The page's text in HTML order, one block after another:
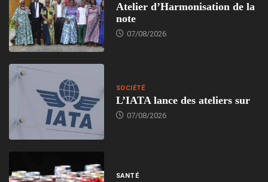
Atelier d’Harmonisation de la
note
07/08/2026
SOCIÉTÉ
L’IATA lance des ateliers sur
07/08/2026
SANTÉ